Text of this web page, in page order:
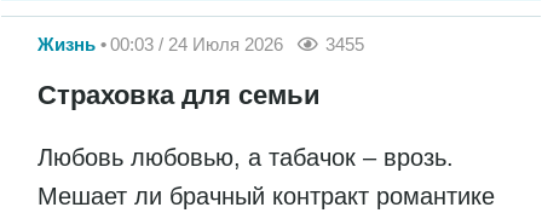
Жизнь 00:03 / 24 Июля 2026 3455
Страховка для семьи
Любовь любовью, а табачок – врозь.
Мешает ли брачный контракт романтике